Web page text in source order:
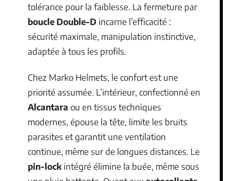
tolérance pour la faiblesse. La fermeture par
boucle Double-D incarne l’efficacité :
sécurité maximale, manipulation instinctive,
adaptée à tous les profils.
Chez Marko Helmets, le confort est une
priorité assumée. L’intérieur, confectionné en
Alcantara ou en tissus techniques
modernes, épouse la tête, limite les bruits
parasites et garantit une ventilation
continue, même sur de longues distances. Le
pin-lock intégré élimine la buée, même sous